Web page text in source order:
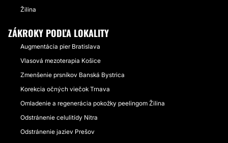
Žilina
ZÁKROKY PODĽA LOKALITY
Augmentácia pier Bratislava
Vlasová mezoterapia Košice
Zmenšenie prsníkov Banská Bystrica
Korekcia očných viečok Trnava
Omladenie a regenerácia pokožky peelingom Žilina
Odstránenie celulitídy Nitra
Odstránenie jaziev Prešov